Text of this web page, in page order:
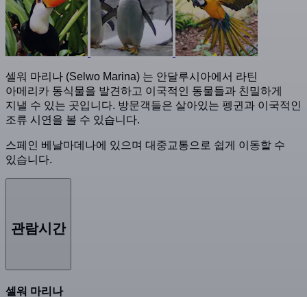
셀워 마리나 (Selwo Marina) 는 안달루시아에서 라틴
아메리카 동식물을 발견하고 이국적인 동물들과 친밀하게
지낼 수 있는 곳입니다. 방문객들은 살아있는 펭귄과 이국적인
조류 시연을 볼 수 있습니다.
스페인 베날마데나에 있으며 대중교통으로 쉽게 이동할 수
있습니다.
관람시간
셀워 마리나